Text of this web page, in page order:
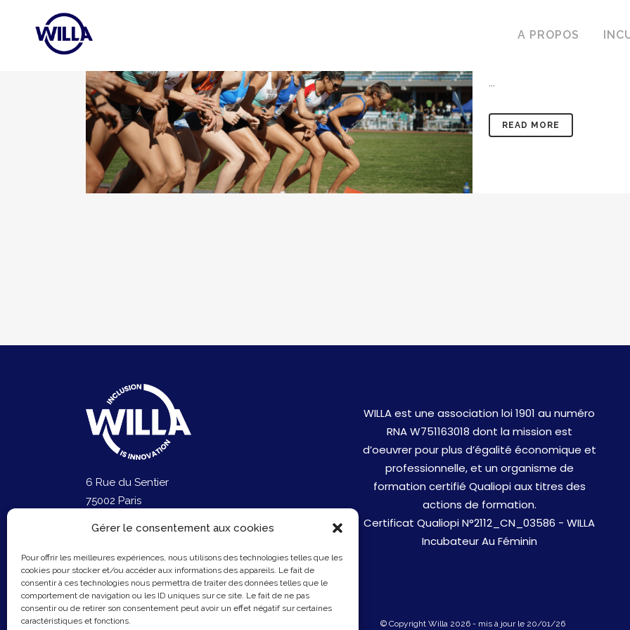
Gérer le consentement aux cookies
Pour offrir les meilleures expériences, nous utilisons des technologies telles que les
cookies pour stocker et/ou accéder aux informations des appareils. Le fait de
consentir à ces technologies nous permettra de traiter des données telles que le
comportement de navigation ou les ID uniques sur ce site. Le fait de ne pas
consentir ou de retirer son consentement peut avoir un effet négatif sur certaines
caractéristiques et fonctions.
A PROPOS
06 Sep
...
READ MORE
6 Rue du Sentier
75002 Paris
WILLA est une association loi 1901 au numéro
RNA W751163018 dont la mission est
d’oeuvrer pour plus d’égalité économique et
professionnelle, et un organisme de
formation certifié Qualiopi aux titres des
actions de formation.
Certificat Qualiopi N°2112_CN_03586 - WILLA
Incubateur Au Féminin
© Copyright Willa 2026 - mis à jour le 20/01/26